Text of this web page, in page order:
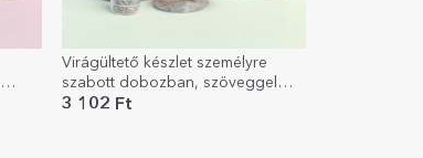
Virágültető készlet személyre
szabott dobozban, szöveggel
gyerekeknek - Húsvét
3 102 Ft